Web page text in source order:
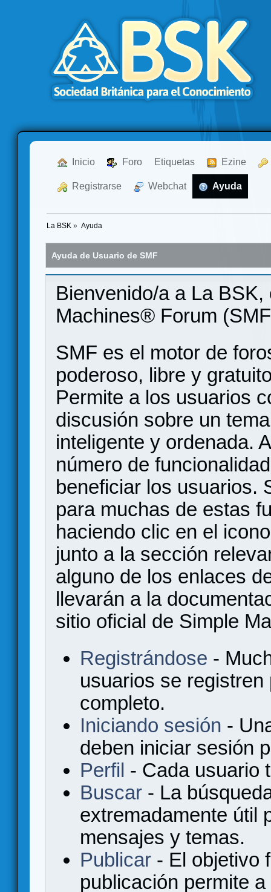
Inicio Foro Etiquetas Ezine
Registrarse Webchat Ayuda
La BSK » Ayuda
Ayuda de Usuario de SMF
Bienvenido/a a La
Machines® Forum
SMF es el motor de
poderoso, libre y
Permite a los usuarios
discusión sobre un
inteligente y ordenada.
número de
beneficiar los usuarios.
para muchas de estas
haciendo clic en el
junto a la sección
alguno de los enlaces
llevarán a la
sitio oficial de Simple
Registrándose -
usuarios se
completo.
Iniciando sesión -
deben iniciar sesión
Perfil - Cada usuario
Buscar - La
extremadamente útil
mensajes y temas.
Publicar - El objetivo
publicación permite